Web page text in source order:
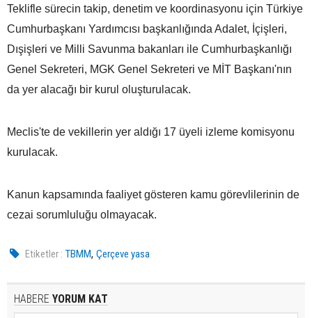
Teklifle sürecin takip, denetim ve koordinasyonu için Türkiye
Cumhurbaşkanı Yardımcısı başkanlığında Adalet, İçişleri,
Dışişleri ve Milli Savunma bakanları ile Cumhurbaşkanlığı
Genel Sekreteri, MGK Genel Sekreteri ve MİT Başkanı'nın
da yer alacağı bir kurul oluşturulacak.
Meclis'te de vekillerin yer aldığı 17 üyeli izleme komisyonu
kurulacak.
Kanun kapsamında faaliyet gösteren kamu görevlilerinin de
cezai sorumluluğu olmayacak.
Etiketler : TBMM,Çerçeve yasa
HABERE YORUM KAT